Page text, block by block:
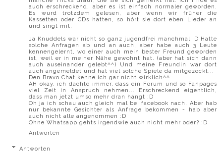
auch erschreckend, aber es ist einfach normaler geworden.
Es wurd trotzdem gelesen, aber wenn wir früher die
Kassetten oder CDs hatten, so hört sie dort eben Lieder an
und singt mit.
Ja Knuddels war nicht so ganz jugendfrei manchmal :D Hatte
solche Anfragen ab und an auch, aber habe auch 3 Leute
kennengelernt, wo einer auch mein bester Freund geworden
ist, weil er in meiner Nähe gewohnt hat. (aber hat sich dann
auch auseinander gelebt^^) Und meine Freundin war dort
auch angemeldet und hat viel solche Spiele da mitgezockt...
Den Bravo Chat kenne ich gar nicht wirklich^^
AH okay, ich dachte immer, dass ein Forum und so Fanpages
viel Zeit in Anspruch nehmen... Erschreckend eigentlich,
dass man jetzt umso mehr dran hängt :D
Oh ja ich schau auch gleich mal bei facebook nach. Aber hab
nur bekannte Gesichter als Anfrage bekommen - hab aber
auch nicht alle angenommen :D
Ohne Whatsapp gehts irgendwie auch nicht mehr oder? :D
Antworten
Antworten